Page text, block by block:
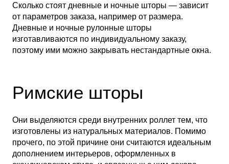
Сколько стоят дневные и ночные шторы — зависит
от параметров заказа, например от размера.
Дневные и ночные рулонные шторы
изготавливаются по индивидуальному заказу,
поэтому ими можно закрывать нестандартные окна.
Римские шторы
Они выделяются среди внутренних роллет тем, что
изготовлены из натуральных материалов. Помимо
прочего, по этой причине они считаются идеальным
дополнением интерьеров, оформленных в